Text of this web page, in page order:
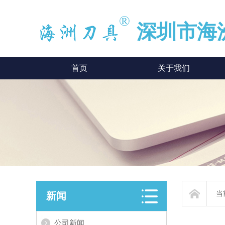
深圳市海
首页 关于我们
新闻
公司新闻
当